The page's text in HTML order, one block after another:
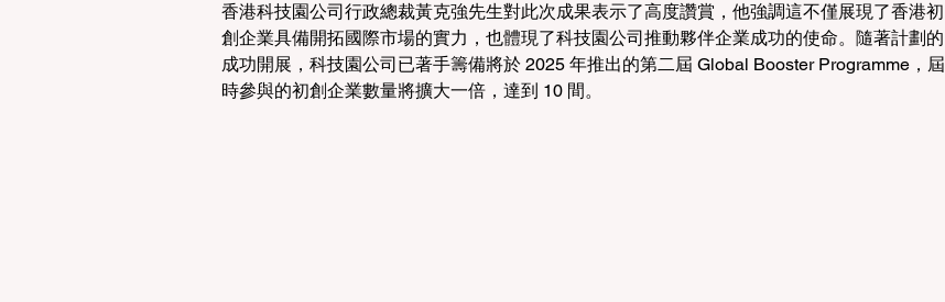
香港科技園公司行政總裁黃克強先生對此次成果表示了高度讚賞，他強調這不僅展現了香港初
創企業具備開拓國際市場的實力，也體現了科技園公司推動夥伴企業成功的使命。隨著計劃的
成功開展，科技園公司已著手籌備將於 2025 年推出的第二屆 Global Booster Programme，屆
時參與的初創企業數量將擴大一倍，達到 10 間。